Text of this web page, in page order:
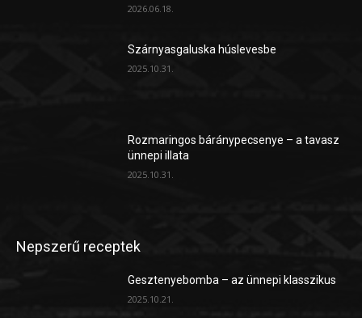
2026.06.18.
Szárnyasgaluska húslevesbe
2025.10.31.
Rozmaringos báránypecsenye – a tavasz
ünnepi illata
2025.10.31.
Nepszerű receptek
Gesztenyebomba – az ünnepi klasszikus
2025.10.21.